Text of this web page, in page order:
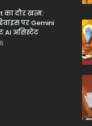
का दौर खत्म:
पर Gemini
AI असिस्टेंट